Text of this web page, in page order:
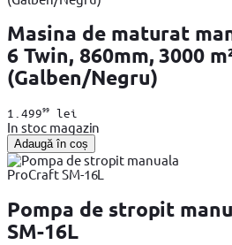
Masina de maturat
6 Twin, 860mm, 3000
(Galben/Negru)
1.49999lei
In stoc magazin
Adaugă în coș
Pompa de stropit
SM-16L